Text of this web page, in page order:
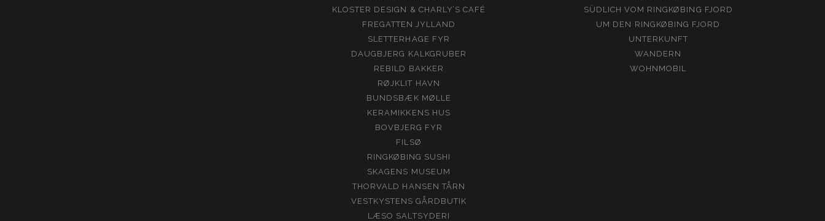
KLOSTER DESIGN & CHARLY’S CAFÉ
FREGATTEN JYLLAND
SLETTERHAGE FYR
DAUGBJERG KALKGRUBER
REBILD BAKKER
RØJKLIT HAVN
BUNDSBÆK MØLLE
KERAMIKKENS HUS
BOVBJERG FYR
FILSØ
RINGKØBING SUSHI
SKAGENS MUSEUM
THORVALD HANSEN TÅRN
VESTKYSTENS GÅRDBUTIK
LÆSO SALTSYDERI
SÜDLICH VOM RINGKØBING FJORD
UM DEN RINGKØBING FJORD
UNTERKUNFT
WANDERN
WOHNMOBIL